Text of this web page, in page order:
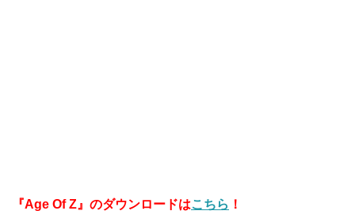
『Age Of Z』のダウンロードはこちら ！